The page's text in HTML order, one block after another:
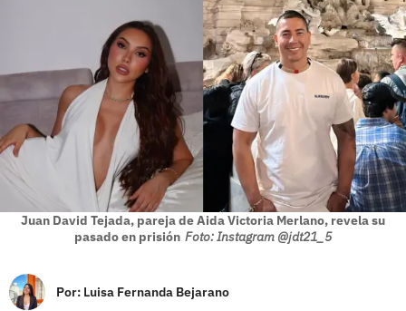
Juan David Tejada, pareja de Aida Victoria Merlano, revela su
pasado en prisión Foto: Instagram @jdt21_5
Por: Luisa Fernanda Bejarano